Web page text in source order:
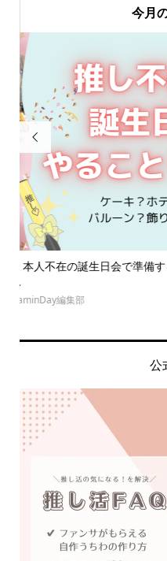
今月

【2024年更新】現役ジャニ
る...
YURI
公